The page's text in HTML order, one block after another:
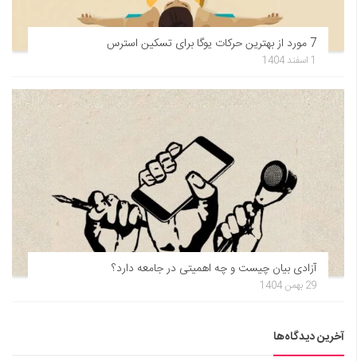
7 مورد از بهترین حرکات یوگا برای تسکین استرس
1 اسفند 1404
آزادی بیان چیست و چه اهمیتی در جامعه دارد؟
29 بهمن 1404
آخرین دیدگاه‌ها